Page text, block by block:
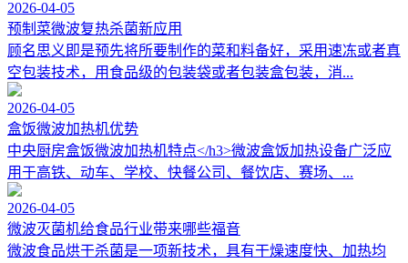
2026-04-05
预制菜微波复热杀菌新应用
顾名思义即是预先将所要制作的菜和料备好，采用速冻或者真
空包装技术，用食品级的包装袋或者包装盒包装，消...
2026-04-05
盒饭微波加热机优势
中央厨房盒饭微波加热机特点</h3>微波盒饭加热设备广泛应
用于高铁、动车、学校、快餐公司、餐饮店、赛场、...
2026-04-05
微波灭菌机给食品行业带来哪些福音
微波食品烘干杀菌是一项新技术，具有干燥速度快、加热均